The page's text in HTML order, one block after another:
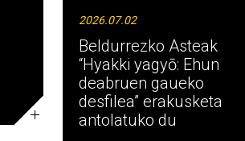
2026.07.02
Beldurrezko Asteak
“Hyakki yagyō: Ehun
deabruen gaueko
desfilea” erakusketa
antolatuko du